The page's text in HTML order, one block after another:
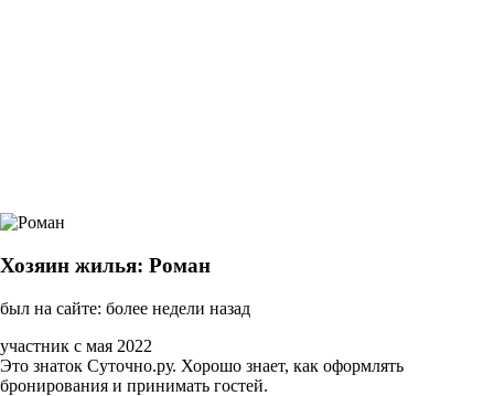
Хозяин жилья: Роман
был на сайте: более недели назад
участник с мая 2022
Это знаток Суточно.ру. Хорошо знает, как оформлять
бронирования и принимать гостей.